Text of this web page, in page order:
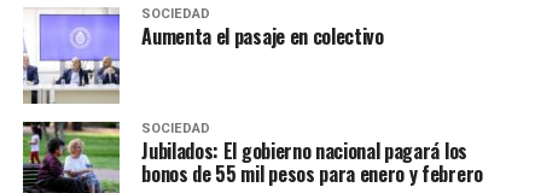
SOCIEDAD
Aumenta el pasaje en colectivo
SOCIEDAD
Jubilados: El gobierno nacional pagará los
bonos de 55 mil pesos para enero y febrero